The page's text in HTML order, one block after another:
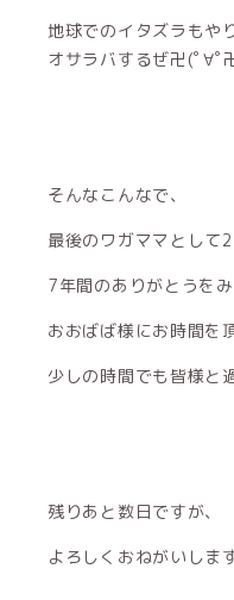
地球でのイタズラもや
オサラバするぜ卍(ﾟ∀ﾟ
そんなこんなで、
最後のワガママとして
7年間のありがとうをみ
おおばば様にお時間を
少しの時間でも皆様と
残りあと数日ですが、